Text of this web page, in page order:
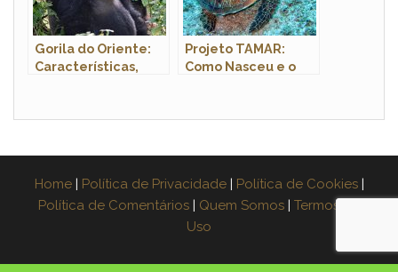
Gorila do Oriente:
Características,
Projeto TAMAR:
Como Nasceu e o
Conservação de
do Brasil
Home | Política de Privacidade | Política de Cookies |
Política de Comentários | Quem Somos | Termos de
Uso